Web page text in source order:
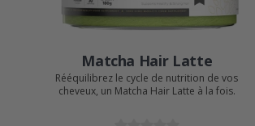
Matcha Hair Latte
Rééquilibrez le cycle de nutrition de vos
cheveux, un Matcha Hair Latte à la fois.